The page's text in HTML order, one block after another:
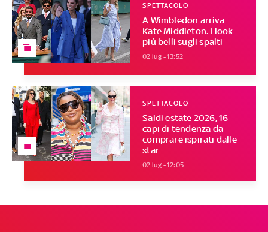
A Wimbledon arriva
Kate Middleton. I look
più belli sugli spalti
SPETTACOLO
02 lug - 13:52
Saldi estate 2026, 16
capi di tendenza da
comprare ispirati dalle
star
SPETTACOLO
02 lug - 12:05